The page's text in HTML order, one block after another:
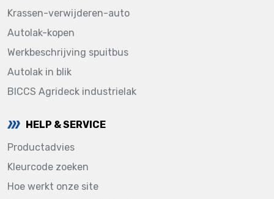
Krassen-verwijderen-auto
Autolak-kopen
Werkbeschrijving spuitbus
Autolak in blik
BICCS Agrideck industrielak
HELP & SERVICE
Productadvies
Kleurcode zoeken
Hoe werkt onze site